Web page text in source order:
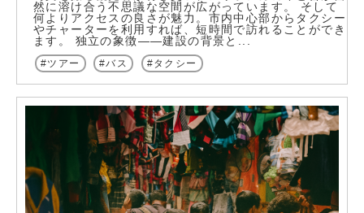
然に溶け合う不思議な空間が広がっています。 そして
何よりアクセスの良さが魅力。市内中心部からタクシー
やチャーターを利用すれば、短時間で訪れることができ
ます。 独立の象徴――建設の背景と...
ツアー バス タクシー